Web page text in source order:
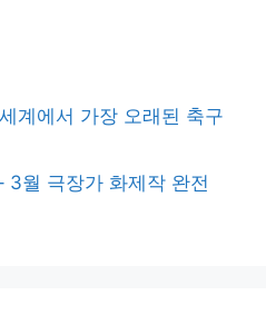
계에서 가장 오래된 축구
3월 극장가 화제작 완전